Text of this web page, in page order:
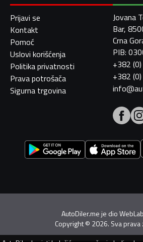
Prijavi se
Kontakt
Pomoć
Uslovi korišćenja
Politika privatnosti
Prava potrošača
Sigurna trgovina
Jovana
Bar,
Crna
PIB:
+382
+382
AutoDiler.me je dio
Copyright© 2026. Sva prava